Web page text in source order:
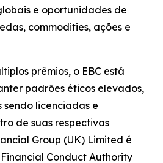
e oportunidades de
commodities, ações e
prêmios, o EBC está
padrões éticos elevados,
sendo licenciadas e
de suas respectivas
Group (UK) Limited é
Conduct Authority